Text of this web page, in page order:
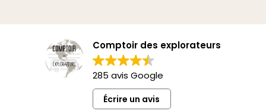
Comptoir des explorateurs
285 avis Google
Écrire un avis